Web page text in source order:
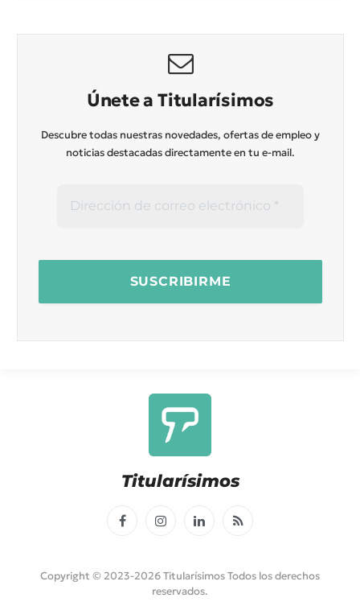
Únete a Titularísimos
Descubre todas nuestras novedades, ofertas de empleo y
noticias destacadas directamente en tu e-mail.
Titularísimos
FacebookInstagramLinkedInRSS
Copyright © 2023-2026 Titularísimos Todos los derechos
reservados.